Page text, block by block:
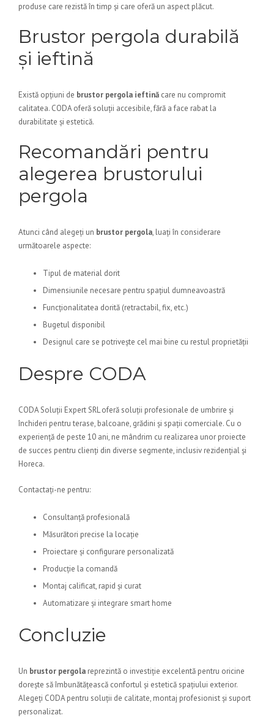
produse care rezistă în timp și care oferă un aspect plăcut.
Brustor pergola durabilă
și ieftină
Există opțiuni de brustor pergola ieftină care nu compromit
calitatea. CODA oferă soluții accesibile, fără a face rabat la
durabilitate și estetică.
Recomandări pentru
alegerea brustorului
pergola
Atunci când alegeți un brustor pergola, luați în considerare
următoarele aspecte:
Tipul de material dorit
Dimensiunile necesare pentru spațiul dumneavoastră
Funcționalitatea dorită (retractabil, fix, etc.)
Bugetul disponibil
Designul care se potrivește cel mai bine cu restul proprietății
Despre CODA
CODA Soluții Expert SRL oferă soluții profesionale de umbrire și
închideri pentru terase, balcoane, grădini și spații comerciale. Cu o
experiență de peste 10 ani, ne mândrim cu realizarea unor proiecte
de succes pentru clienți din diverse segmente, inclusiv rezidențial și
Horeca.
Contactați-ne pentru:
Consultanță profesională
Măsurători precise la locație
Proiectare și configurare personalizată
Producție la comandă
Montaj calificat, rapid și curat
Automatizare și integrare smart home
Concluzie
Un brustor pergola reprezintă o investiție excelentă pentru oricine
dorește să îmbunătățească confortul și estetică spațiului exterior.
Alegeți CODA pentru soluții de calitate, montaj profesionist și suport
personalizat.